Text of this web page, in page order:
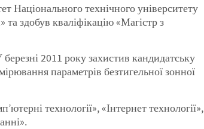
Національного технічного університету
здобув кваліфікацію «Магістр з
2011 року захистив кандидатську
параметрів безтигельної зонної
технології», «Інтернет технології»,